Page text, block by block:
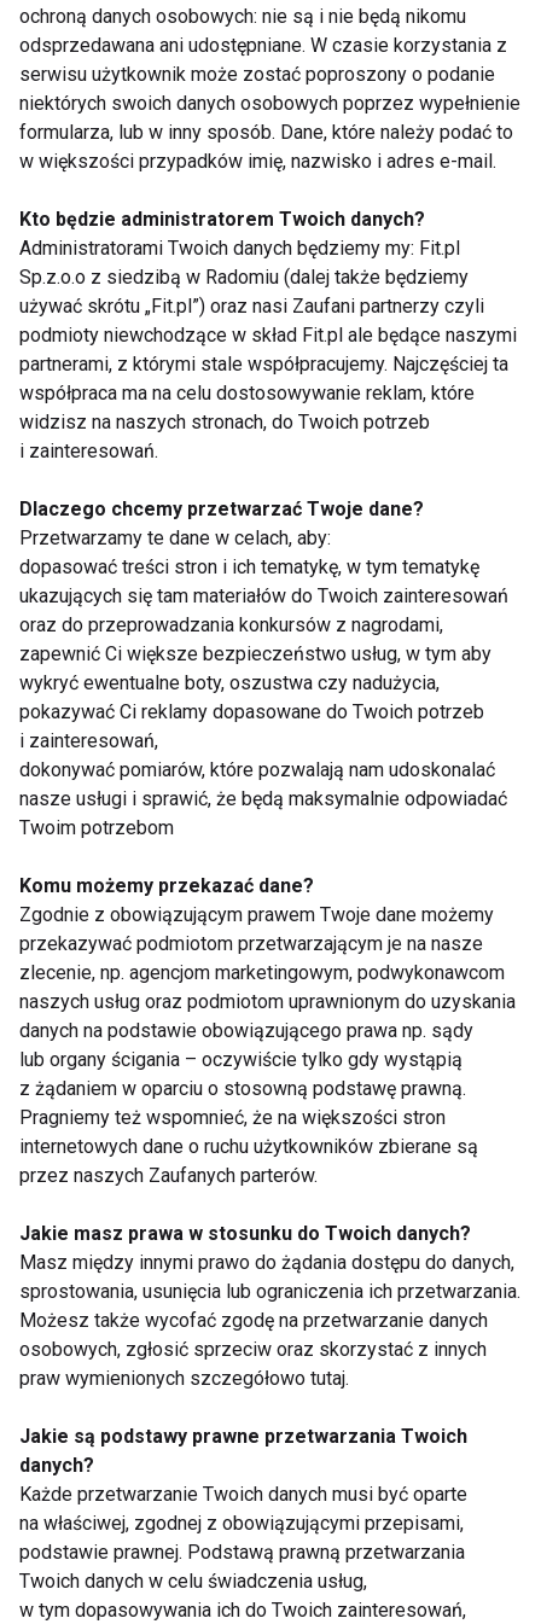
ZDROWIE TANIEC FITNESS ZDROWY
CIAŁO NAUKA TAŃCA FIT LIGHT
Zdrowie
Niezbędne dla serca i
mięśni. Dlaczego
warto suplementować
kwasy omega-3?
Ten problem może
dotyczyć nawet co
piątej kobiety na
świecie. Lekarka:
Pacjentki często boją
się mówić o bólu
podczas stosunku
Mounjaro vs Ozempic
– różnice, skuteczność
i co wybrać?
Otyłość to choroba, a
nie brak silnej woli. Co
Taniec
Studia taneczne –
rozwijaj swoją pasję i
karierę
Red Bull BC One: skąd
się wzięli B-Boys i B-
Girls?
Wytańcz kalorie! 3
rodzaje tańca, których
musisz spróbować tej
jesieni
Piotr G. Jeziorowski -
w waaCkingu
wyrażam siebie
ochroną danych osobowych: nie są i nie będą nikomu
odsprzedawana ani udostępniane. W czasie korzystania z
serwisu użytkownik może zostać poproszony o podanie
niektórych swoich danych osobowych poprzez wypełnienie
formularza, lub w inny sposób. Dane, które należy podać to
w większości przypadków imię, nazwisko i adres e-mail.
Kto będzie administratorem Twoich danych?
Administratorami Twoich danych będziemy my: Fit.pl
Sp.z.o.o z siedzibą w Radomiu (dalej także będziemy
używać skrótu „Fit.pl”) oraz nasi Zaufani partnerzy czyli
podmioty niewchodzące w skład Fit.pl ale będące naszymi
partnerami, z którymi stale współpracujemy. Najczęściej ta
współpraca ma na celu dostosowywanie reklam, które
widzisz na naszych stronach, do Twoich potrzeb
i zainteresowań.
Dlaczego chcemy przetwarzać Twoje dane?
Przetwarzamy te dane w celach, aby:
dopasować treści stron i ich tematykę, w tym tematykę
ukazujących się tam materiałów do Twoich zainteresowań
oraz do przeprowadzania konkursów z nagrodami,
zapewnić Ci większe bezpieczeństwo usług, w tym aby
wykryć ewentualne boty, oszustwa czy nadużycia,
pokazywać Ci reklamy dopasowane do Twoich potrzeb
i zainteresowań,
dokonywać pomiarów, które pozwalają nam udoskonalać
nasze usługi i sprawić, że będą maksymalnie odpowiadać
Twoim potrzebom
Komu możemy przekazać dane?
Zgodnie z obowiązującym prawem Twoje dane możemy
przekazywać podmiotom przetwarzającym je na nasze
zlecenie, np. agencjom marketingowym, podwykonawcom
naszych usług oraz podmiotom uprawnionym do uzyskania
danych na podstawie obowiązującego prawa np. sądy
lub organy ścigania – oczywiście tylko gdy wystąpią
z żądaniem w oparciu o stosowną podstawę prawną.
Pragniemy też wspomnieć, że na większości stron
internetowych dane o ruchu użytkowników zbierane są
przez naszych Zaufanych parterów.
Jakie masz prawa w stosunku do Twoich danych?
Masz między innymi prawo do żądania dostępu do danych,
sprostowania, usunięcia lub ograniczenia ich przetwarzania.
Możesz także wycofać zgodę na przetwarzanie danych
osobowych, zgłosić sprzeciw oraz skorzystać z innych
praw wymienionych szczegółowo tutaj.
Jakie są podstawy prawne przetwarzania Twoich
danych?
Każde przetwarzanie Twoich danych musi być oparte
na właściwej, zgodnej z obowiązującymi przepisami,
podstawie prawnej. Podstawą prawną przetwarzania
Twoich danych w celu świadczenia usług,
w tym dopasowywania ich do Twoich zainteresowań,